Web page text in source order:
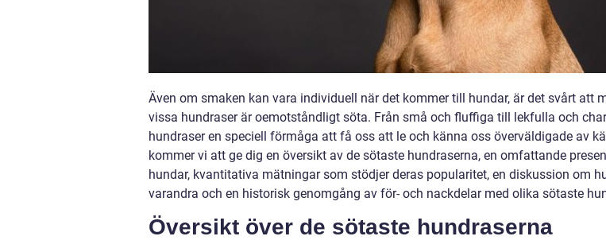
Även om smaken kan vara individuell när det kommer till hundar, är det svårt att
vissa hundraser är oemotståndligt söta. Från små och fluffiga till lekfulla och
hundraser en speciell förmåga att få oss att le och känna oss överväldigade av
kommer vi att ge dig en översikt av de sötaste hundraserna, en omfattande
hundar, kvantitativa mätningar som stödjer deras popularitet, en diskussion om
varandra och en historisk genomgång av för- och nackdelar med olika sötaste
Översikt över de sötaste hundraserna